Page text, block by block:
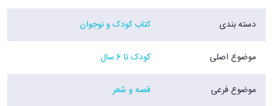
دسته بندی کتاب کودک و نوجوان
موضوع اصلی کودک تا 6 سال
موضوع فرعی قصه و شعر